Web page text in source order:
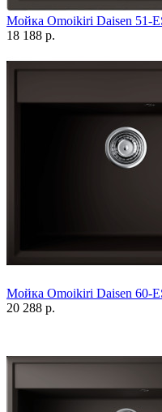
Мойка Omoikiri Daisen 51-
18 188 р.
Мойка Omoikiri Daisen 60-
20 288 р.